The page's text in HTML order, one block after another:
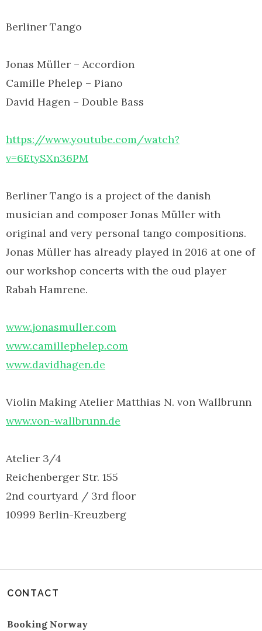
Berliner Tango
Jonas Müller – Accordion
Camille Phelep – Piano
David Hagen – Double Bass
https://www.youtube.com/watch?
v=6EtySXn36PM
Berliner Tango is a project of the danish
musician and composer Jonas Müller with
original and very personal tango compositions.
Jonas Müller has already played in 2016 at one of
our workshop concerts with the oud player
Rabah Hamrene.
www.jonasmuller.com
www.camillephelep.com
www.davidhagen.de
Violin Making Atelier Matthias N. von Wallbrunn
www.von-wallbrunn.de
Atelier 3/4
Reichenberger Str. 155
2nd courtyard / 3rd floor
10999 Berlin-Kreuzberg
CONTACT
Booking Norway